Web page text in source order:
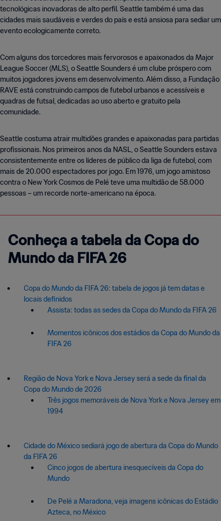
tecnológicas inovadoras de alto perfil. Seattle também é uma das
cidades mais saudáveis e verdes do país e está ansiosa para sediar um
evento ecologicamente correto.
Com alguns dos torcedores mais fervorosos e apaixonados da Major
League Soccer (MLS), o Seattle Sounders é um clube próspero com
muitos jogadores jovens em desenvolvimento. Além disso, a Fundação
RAVE está construindo campos de futebol urbanos e acessíveis e
quadras de futsal, dedicadas ao uso aberto e gratuito pela
comunidade.
Seattle costuma atrair multidões grandes e apaixonadas para partidas
profissionais. Nos primeiros anos da NASL, o Seattle Sounders estava
consistentemente entre os líderes de público da liga de futebol, com
mais de 20.000 espectadores por jogo. Em 1976, um jogo amistoso
contra o New York Cosmos de Pelé teve uma multidão de 58.000
pessoas – um recorde norte-americano na época.
Conheça a tabela da Copa do
Mundo da FIFA 26
Copa do Mundo da FIFA 26: tabela de jogos já tem datas e
locais definidos
Assista: todas as sedes da Copa do Mundo da FIFA 26
Momentos icônicos dos estádios da Copa do Mundo da
FIFA 26
Região de Nova York e Nova Jersey será a sede da final da
Copa do Mundo de 2026
Três jogos memoráveis de Nova York e Nova Jersey em
1994
Cidade do México sediará jogo de abertura da Copa do Mundo
da FIFA 26
Cinco jogos de abertura inesquecíveis da Copa do
Mundo
De Pelé a Maradona, veja imagens icônicas do Estádio
Azteca, no México